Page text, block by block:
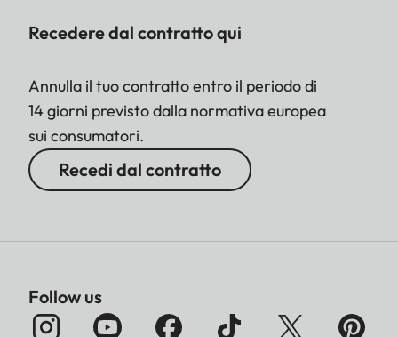
Recedere dal contratto qui
Annulla il tuo contratto entro il periodo di
14 giorni previsto dalla normativa europea
sui consumatori.
Recedi dal contratto
Follow us